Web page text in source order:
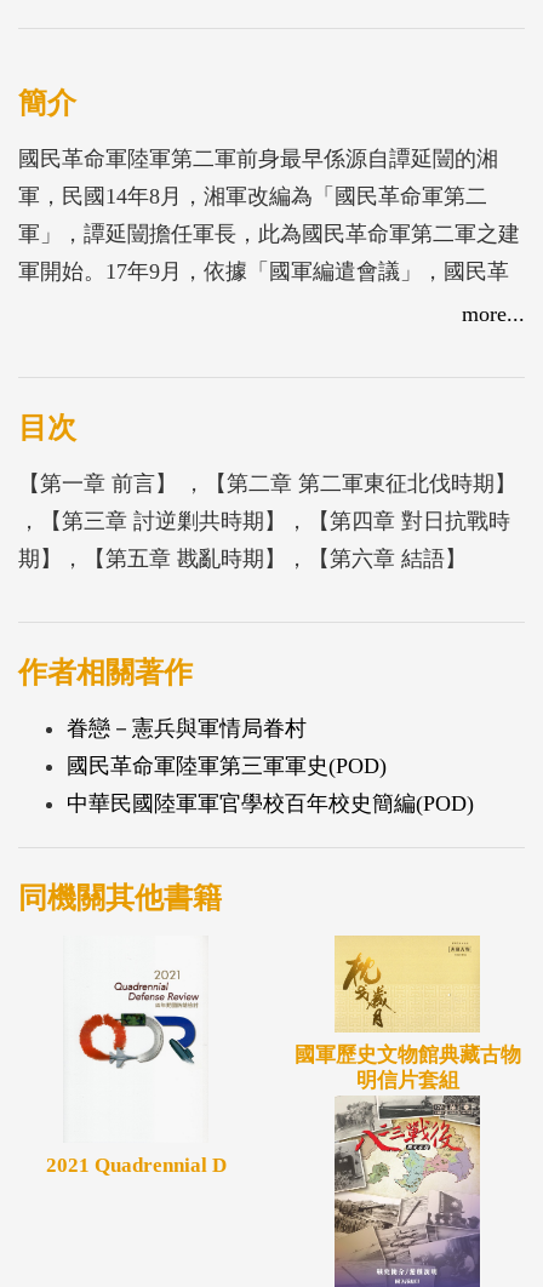
簡介
國民革命軍陸軍第二軍前身最早係源自譚延闓的湘
軍，民國14年8月，湘軍改編為「國民革命軍第二
軍」，譚延闓擔任軍長，此為國民革命軍第二軍之建
軍開始。17年9月，依據「國軍編遣會議」，國民革
命軍第二軍縮編改番號為陸軍第十八師，並撤銷第二
戰事之需要，以第九師為基幹，恢復第二軍番號。第
二軍自成軍後，為國民革命軍安內攘外之精銳勁旅；
等重要戰役，第二軍幾乎是無役不與，且功績卓著。
然而遺憾的是民國3 8年12月下旬，第二軍於西南戡
亂戰役，面對共軍優勢兵力之阻截包圍下，官兵雖奮
靖戡亂等4個時期，有關國民革命軍陸軍第二軍的組
織（編制）遞嬗、重要人事、駐地異動，以及參與之
各大小戰役。期將第二軍建軍的歷程與重要戰績，完
整詳實地記錄下來，除保存本軍史料外，並彰顯先賢
more...
目次
【第一章 前言】 ，【第二章 第二軍東征北伐時期】
，【第三章 討逆剿共時期】，【第四章 對日抗戰時
期】，【第五章 戡亂時期】，【第六章 結語】
作者相關著作
眷戀－憲兵與軍情局眷村
國民革命軍陸軍第三軍軍史(POD)
中華民國陸軍軍官學校百年校史簡編(POD)
同機關其他書籍
2021 Quadrennial D
國軍歷史文物館典藏古物
明信片套組